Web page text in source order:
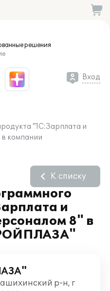
решения
Вход
"1С:Зарплата и
компании
и
8" в
К списку
р-н, г